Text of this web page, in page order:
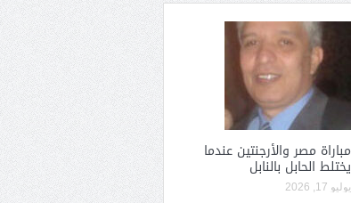
مباراة مصر والأرجنتين عندما
يختلط الحابل بالنابل
يوليو 17, 2026